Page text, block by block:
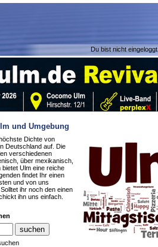
Du bist nicht eingeloggt.
und Umgebung
Dichte von
Deutschland auf. Die
verschiedenen
über mexikanisch,
Ulm eine reiche
findet Ihr einen
und von uns
ihr noch den einen
ihn uns einfach.